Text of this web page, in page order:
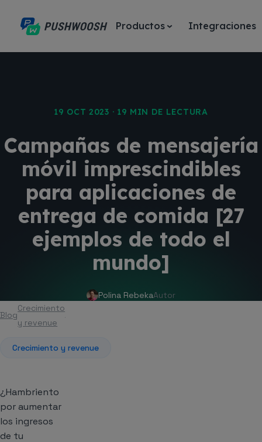
Productos Integraciones
19 OCT 2023 · 19 MIN DE LECTURA
Campañas de mensajería
móvil imprescindibles
para aplicaciones de
entrega de comida [27
ejemplos de todo el
mundo]
Polina RebekaAutor
Blog
Crecimiento
y revenue
Crecimiento y revenue
¿Hambriento
por aumentar
los ingresos
de tu